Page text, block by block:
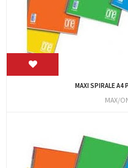
MAXI SPIRALE A4
MAX/